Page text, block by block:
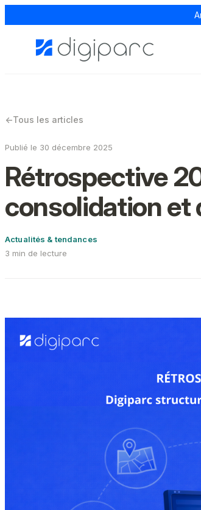
←Tous les articles
Publié le 30 décembre 2025
Rétrospective
consolidation
Actualités & tendances
3 min de lecture